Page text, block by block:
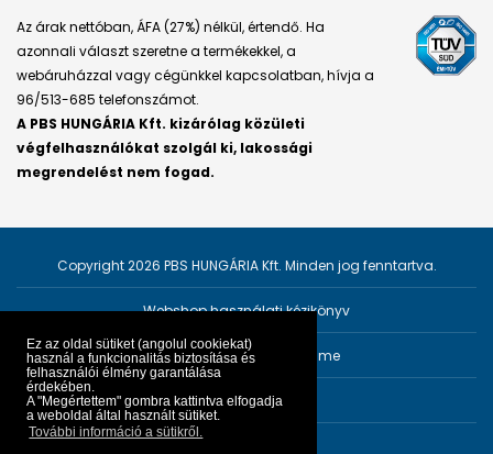
Ez az oldal sütiket (angolul cookiekat)
használ a funkcionalitás biztosítása és
felhasználói élmény garantálása
érdekében.
A "Megértettem" gombra kattintva elfogadja
a weboldal által használt sütiket.
További információ a sütikről.
Az árak nettóban, ÁFA (27%) nélkül, értendő. Ha
azonnali választ szeretne a termékekkel, a
webáruházzal vagy cégünkkel kapcsolatban, hívja a
96/513-685 telefonszámot.
A PBS HUNGÁRIA Kft. kizárólag közületi
végfelhasználókat szolgál ki, lakossági
megrendelést nem fogad.
Copyright 2026 PBS HUNGÁRIA Kft. Minden jog fenntartva.
Webshop használati kézikönyv
Személyes adatok védelme
Impresszum